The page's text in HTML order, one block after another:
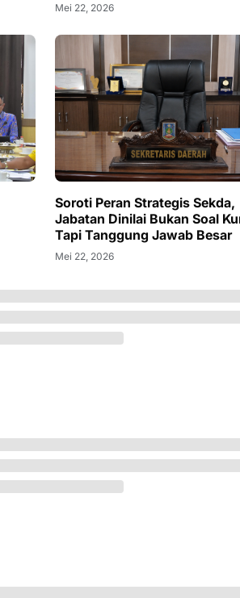
Mei 22, 2026
Soroti Peran Strategis Sekda,
Jabatan Dinilai Bukan Soal
Tapi Tanggung Jawab Besar
Mei 22, 2026